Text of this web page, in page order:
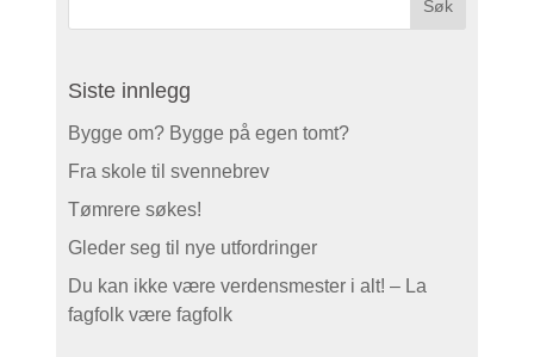
Siste innlegg
Bygge om? Bygge på egen tomt?
Fra skole til svennebrev
Tømrere søkes!
Gleder seg til nye utfordringer
Du kan ikke være verdensmester i alt! – La
fagfolk være fagfolk